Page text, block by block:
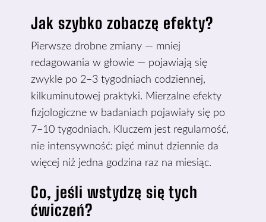
Jak szybko zobaczę efekty?
Pierwsze drobne zmiany — mniej
redagowania w głowie — pojawiają się
zwykle po 2–3 tygodniach codziennej,
kilkuminutowej praktyki. Mierzalne efekty
fizjologiczne w badaniach pojawiały się po
7–10 tygodniach. Kluczem jest regularność,
nie intensywność: pięć minut dziennie da
więcej niż jedna godzina raz na miesiąc.
Co, jeśli wstydzę się tych
ćwiczeń?